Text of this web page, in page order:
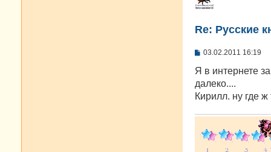
Re: Русские
С
о
щ
е
03.02.2011 16:19
Я в интернете
далеко....
Кирилл. ну где